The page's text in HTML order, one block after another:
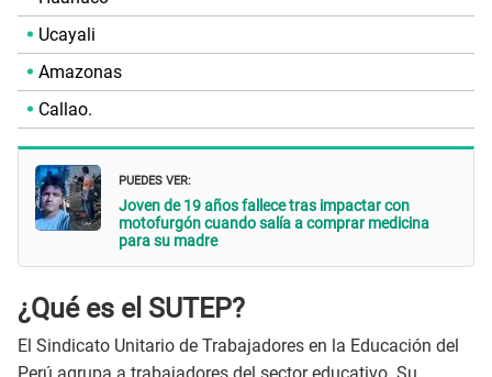
Ucayali
Amazonas
Callao.
PUEDES VER:
Joven de 19 años fallece tras impactar con
motofurgón cuando salía a comprar medicina
para su madre
¿Qué es el SUTEP?
El Sindicato Unitario de Trabajadores en la Educación del